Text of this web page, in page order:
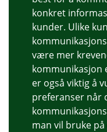
konkret
kunder. Ulike
være mer
kommunikasjon
er også viktig å
preferanser når
man vil bruke på